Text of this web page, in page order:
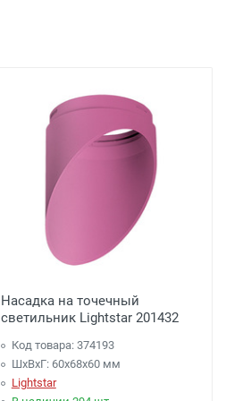
Насадка на точечный
светильник Lightstar 201432
Код товара: 374193
ШхВхГ: 60x68x60 мм
Lightstar